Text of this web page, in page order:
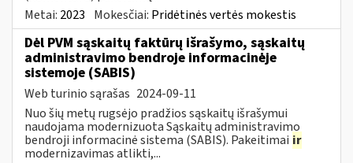
Metai: 2023 Mokesčiai: Pridėtinės vertės mokestis
Dėl PVM sąskaitų faktūrų išrašymo, sąskaitų
administravimo bendroje informacinėje
sistemoje (SABIS)
Web turinio sąrašas 2024-09-11
Nuo šių metų rugsėjo pradžios sąskaitų išrašymui
naudojama modernizuota Sąskaitų administravimo
bendroji informacinė sistema (SABIS). Pakeitimai ir
modernizavimas atlikti,...